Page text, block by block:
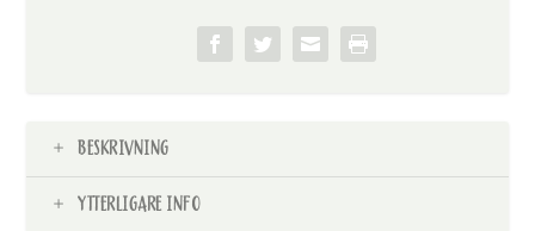
BESKRIVNING
YTTERLIGARE INFO